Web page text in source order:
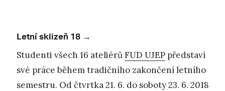
Letní sklizeň 18 →
Studenti všech 16 ateliérůFUD UJEP představí
své práce během tradičního zakončení letního
semestru. Od čtvrtka 21. 6. do soboty 23. 6. 2018